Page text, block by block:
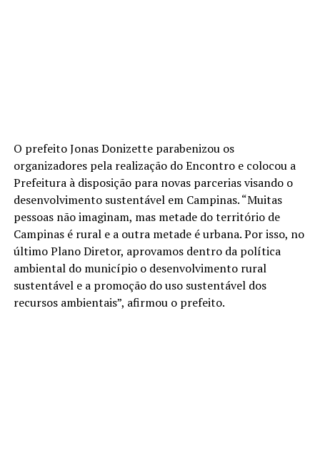
O prefeito Jonas Donizette parabenizou os
organizadores pela realização do Encontro e colocou a
Prefeitura à disposição para novas parcerias visando o
desenvolvimento sustentável em Campinas. “Muitas
pessoas não imaginam, mas metade do território de
Campinas é rural e a outra metade é urbana. Por isso, no
último Plano Diretor, aprovamos dentro da política
ambiental do município o desenvolvimento rural
sustentável e a promoção do uso sustentável dos
recursos ambientais”, afirmou o prefeito.